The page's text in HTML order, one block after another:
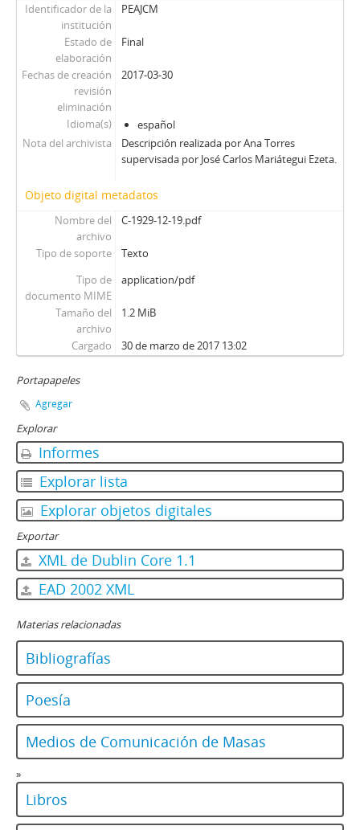
Identificador de la
institución
PEAJCM
Estado de
elaboración
Final
Fechas de creación
revisión
eliminación
2017-03-30
Idioma(s)
español
Nota del archivista
Descripción realizada por Ana Torres
supervisada por José Carlos Mariátegui Ezeta.
Objeto digital metadatos
Nombre del
archivo
C-1929-12-19.pdf
Tipo de soporte
Texto
Tipo de
documento MIME
application/pdf
Tamaño del
archivo
1.2 MiB
Cargado 30 de marzo de 2017 13:02
Portapapeles
Agregar
Explorar
Informes
Explorar lista
Explorar objetos digitales
Exportar
XML de Dublin Core 1.1
EAD 2002 XML
Materias relacionadas
Bibliografías
Poesía
Medios de Comunicación de Masas
»
Libros